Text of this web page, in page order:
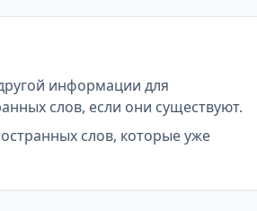
информации для
слов, если они существуют.
слов, которые уже